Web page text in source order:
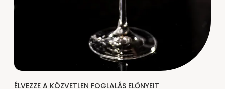
ÉLVEZZE A KÖZVETLEN FOGLALÁS ELŐNYEIT